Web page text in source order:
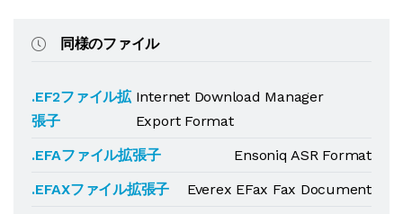
同様のファイル
.EF2ファイル拡
張子
Internet Download Manager
Export Format
.EFAファイル拡張子
Ensoniq ASR Format
.EFAXファイル拡張子
Everex EFax Fax Document